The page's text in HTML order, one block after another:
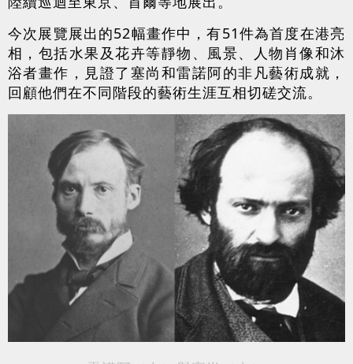
今次展覽展出的52幅畫作中，有51件為首度在港亮
相，包括水果及花卉等靜物、風景、人物肖像和沐
浴者畫作，見證了塞尚和雷諾阿的非凡藝術成就，
回顧他們在不同階段的藝術生涯互相切磋交流。